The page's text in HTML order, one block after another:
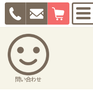
問い合わせ